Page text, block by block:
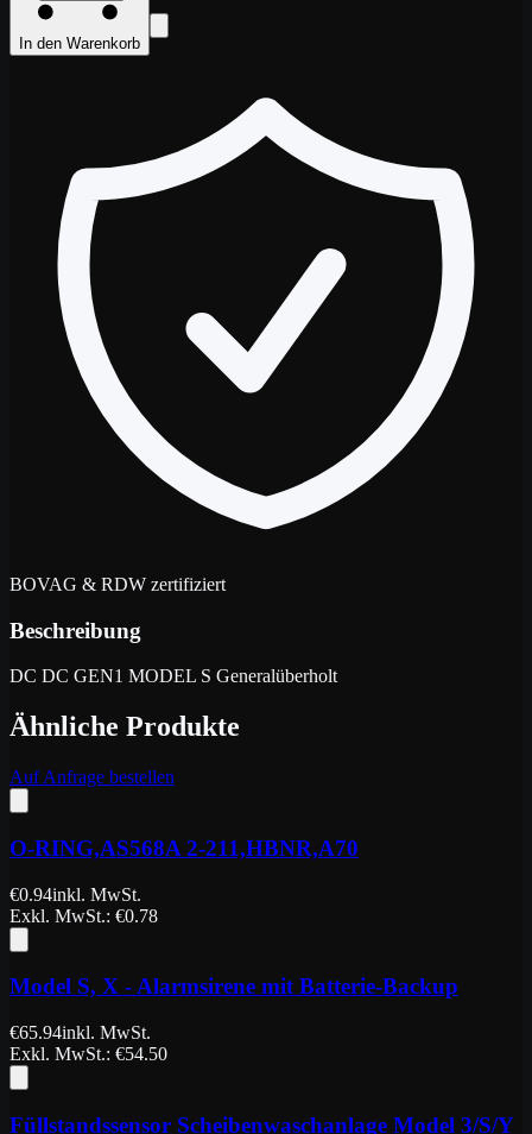
In den Warenkorb
BOVAG & RDW zertifiziert
Beschreibung
DC DC GEN1 MODEL S Generalüberholt
Ähnliche Produkte
Auf Anfrage bestellen
O-RING,AS568A 2-211,HBNR,A70
€0.94inkl. MwSt.
Exkl. MwSt.: €0.78
Model S, X - Alarmsirene mit Batterie-Backup
€65.94inkl. MwSt.
Exkl. MwSt.: €54.50
Füllstandssensor Scheibenwaschanlage Model 3/S/Y